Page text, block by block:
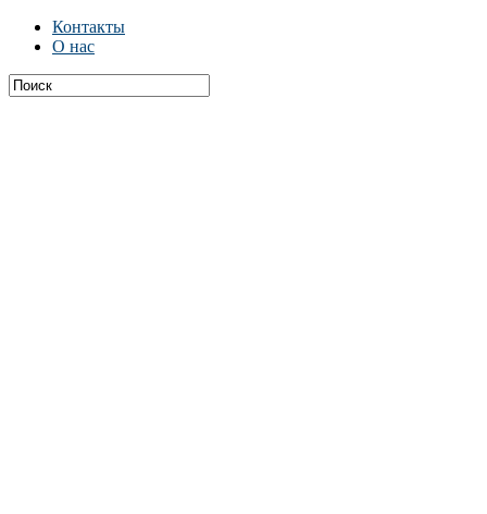
Контакты
О нас